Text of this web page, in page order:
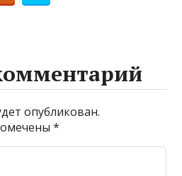
опубликован.
*